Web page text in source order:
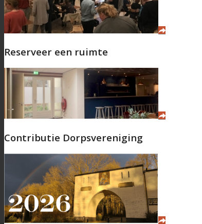
Contact
Reserveer een ruimte
Contributie Dorpsvereniging